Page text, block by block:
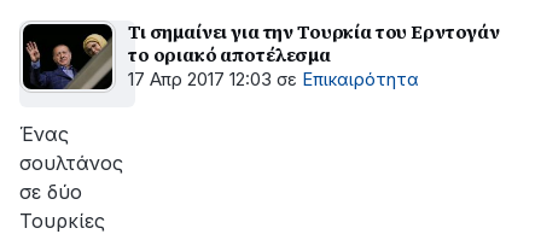
Τι σημαίνει για την Τουρκία του Ερντογάν
το οριακό αποτέλεσμα
17 Απρ 2017 12:03 σε Επικαιρότητα
Ένας
σουλτάνος
σε δύο
Τουρκίες